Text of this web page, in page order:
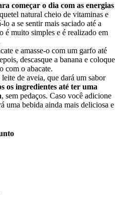
começar o dia com as energias
natural cheio de vitaminas e
a se sentir mais saciado até a
é muito simples e é realizado em
e amasse-o com um garfo até
descasque a banana e coloque
com o abacate.
de aveia, que dará um sabor
os ingredientes até ter uma
, sem pedaços. Caso você adicione
uma bebida ainda mais deliciosa e